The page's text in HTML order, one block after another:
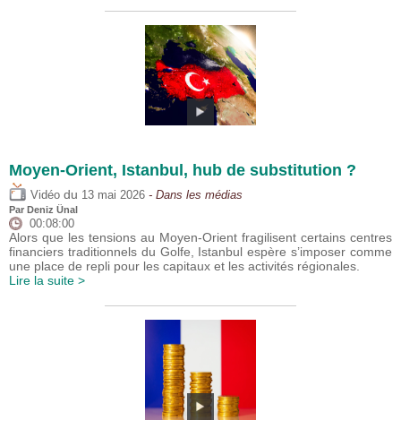
Moyen-Orient, Istanbul, hub de substitution ?
Vidéo du 13 mai 2026 - Dans les médias
Par Deniz Ünal
00:08:00
Alors que les tensions au Moyen-Orient fragilisent certains centres
financiers traditionnels du Golfe, Istanbul espère s’imposer comme
une place de repli pour les capitaux et les activités régionales.
Lire la suite >